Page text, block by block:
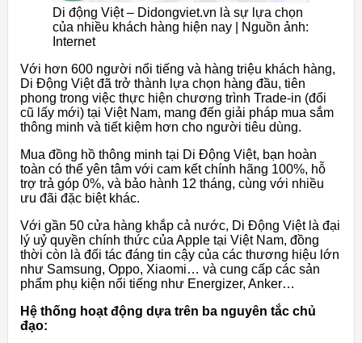
Di động Việt – Didongviet.vn là sự lựa chọn
của nhiều khách hàng hiện nay | Nguồn ảnh:
Internet
Với hơn 600 người nổi tiếng và hàng triệu khách hàng,
Di Động Việt đã trở thành lựa chọn hàng đầu, tiên
phong trong việc thực hiện chương trình Trade-in (đổi
cũ lấy mới) tại Việt Nam, mang đến giải pháp mua sắm
thông minh và tiết kiệm hơn cho người tiêu dùng.
Mua đồng hồ thông minh tại Di Động Việt, bạn hoàn
toàn có thể yên tâm với cam kết chính hãng 100%, hỗ
trợ trả góp 0%, và bảo hành 12 tháng, cùng với nhiều
ưu đãi đặc biệt khác.
Với gần 50 cửa hàng khắp cả nước, Di Động Việt là đại
lý uỷ quyền chính thức của Apple tại Việt Nam, đồng
thời còn là đối tác đáng tin cậy của các thương hiệu lớn
như Samsung, Oppo, Xiaomi… và cung cấp các sản
phẩm phụ kiện nổi tiếng như Energizer, Anker…
Hệ thống hoạt động dựa trên ba nguyên tắc chủ
đạo: